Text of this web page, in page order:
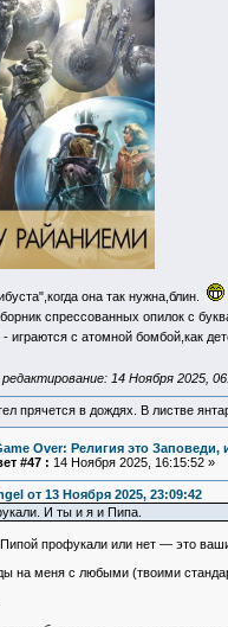
она так нужна,блин.
спрессованных опилок с
- играются с атомной бомбой,как
14 Ноября 2025,
прячется в дождях. В листве
Over: Религия это Заповеди,
#47 : 14 Ноября 2025, 16:15:52 »
от 13 Ноября 2025, 23:09:42
И ты и я и Пипа.
профукали или нет — это
на меня с любыми (твоими